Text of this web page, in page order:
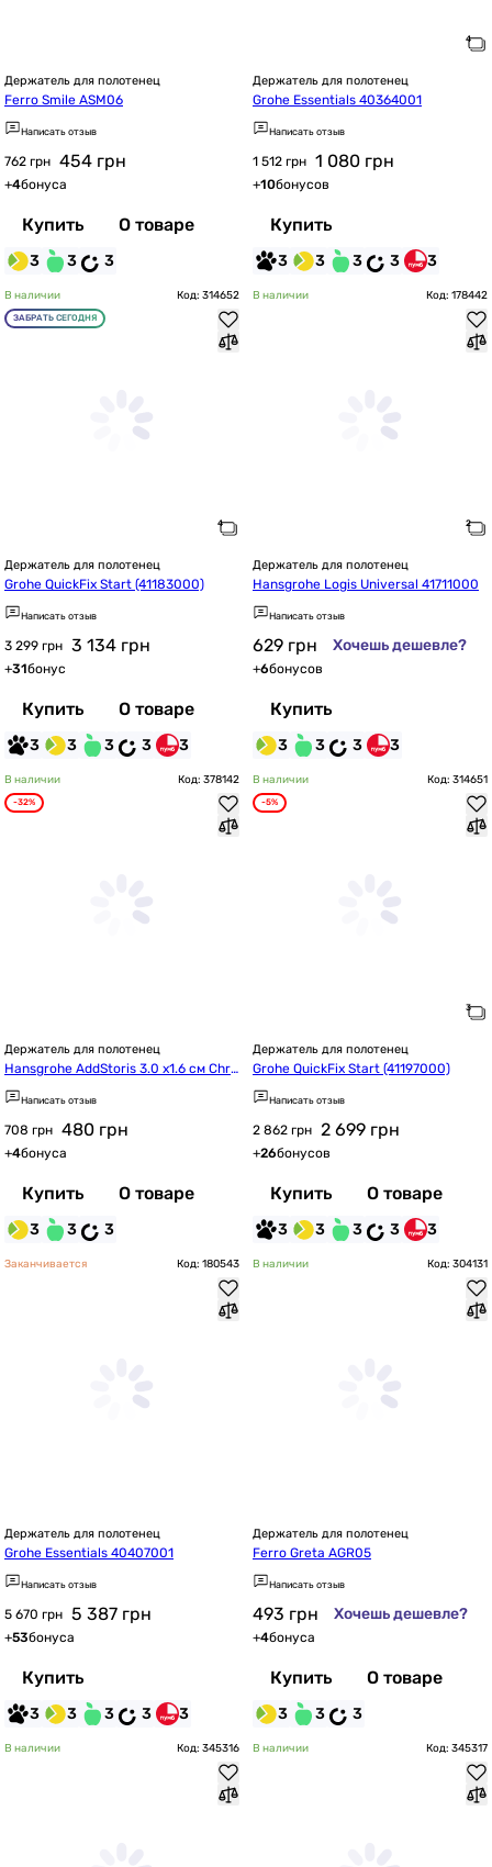
Держатель для полотенец
Ferro Smile ASM06
Написать отзыв
762 грн 454 грн
+4бонуса
Купить О товаре
3 3 3
Держатель для полотенец
Grohe Essentials 40364001
Написать отзыв
1 512 грн 1 080 грн
+10бонусов
Купить
3 3 3 3 3
В наличии Код: 314652
ЗАБРАТЬ СЕГОДНЯ
Держатель для полотенец
Grohe QuickFix Start (41183000)
Написать отзыв
3 299 грн 3 134 грн
+31бонус
Купить О товаре
3 3 3 3 3
В наличии Код: 178442
Держатель для полотенец
Hansgrohe Logis Universal 41711000
Написать отзыв
629 грн Хочешь дешевле?
+6бонусов
Купить
3 3 3 3
В наличии Код: 378142
-32%
Держатель для полотенец
Hansgrohe AddStoris 3.0 х1.6 см Chro
me 41742000
Написать отзыв
708 грн 480 грн
+4бонуса
Купить О товаре
3 3 3
В наличии Код: 314651
-5%
Держатель для полотенец
Grohe QuickFix Start (41197000)
Написать отзыв
2 862 грн 2 699 грн
+26бонусов
Купить О товаре
3 3 3 3 3
Заканчивается Код: 180543
Держатель для полотенец
Grohe Essentials 40407001
Написать отзыв
5 670 грн 5 387 грн
+53бонуса
Купить
3 3 3 3 3
В наличии Код: 304131
Держатель для полотенец
Ferro Greta AGR05
Написать отзыв
493 грн Хочешь дешевле?
+4бонуса
Купить О товаре
3 3 3
В наличии Код: 345316 В наличии Код: 345317